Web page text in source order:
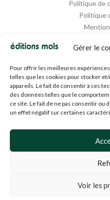
Gérer le
Pour offrir les meilleures
telles que les cookies pour stocker
appareils. Le fait de consentir à ces
des données telles que le
ce site. Le fait de ne pas consentir
un effet négatif sur certaines
Voir les
Politique de
Politique